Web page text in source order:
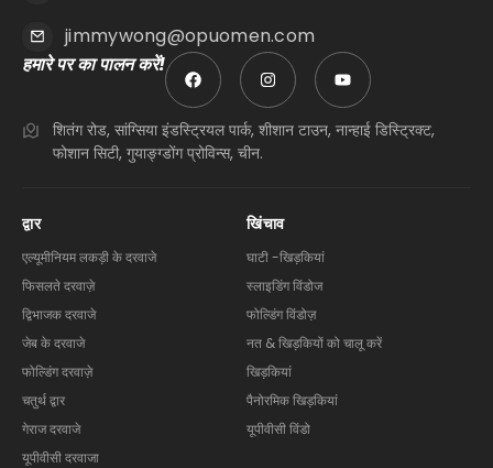
jimmywong@opuomen.com
हमारे पर का पालन करें!
शितंग रोड, सांग्सिया इंडस्ट्रियल पार्क, शीशान टाउन, नान्हाई डिस्ट्रिक्ट,
फोशान सिटी, गुयाङ्ग्डोंग प्रोविन्स, चीन.
द्वार
एल्यूमीनियम लकड़ी के दरवाजे
फिसलते दरवाज़े
द्विभाजक दरवाजे
जेब के दरवाजे
फोल्डिंग दरवाज़े
चतुर्थ द्वार
गेराज दरवाजे
यूपीवीसी दरवाजा
खिंचाव
घाटी -खिड़कियां
स्लाइडिंग विंडोज
फोल्डिंग विंडोज़
नत & खिड़कियों को चालू करें
खिड़कियां
पैनोरमिक खिड़कियां
यूपीवीसी विंडो